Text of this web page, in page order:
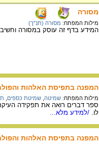
מסורה
מילות המפתח: מסורה (תנ"ך)
המידע בדף זה עוסק במסורה
המפנה בתפיסת האלהות
מילות המפתח: שמיטה שמיטת כספים
ספר דברים רואה את תפקידה
לו. /למידע מלא...
המפנה בתפיסת האלהות